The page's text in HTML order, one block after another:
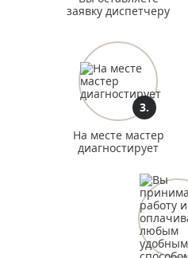
заявку диспетчеру
3.
На месте мастер
диагностирует